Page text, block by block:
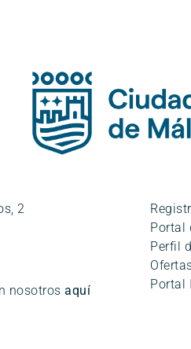
2
nosotros aquí
Portal
Perfil
Portal